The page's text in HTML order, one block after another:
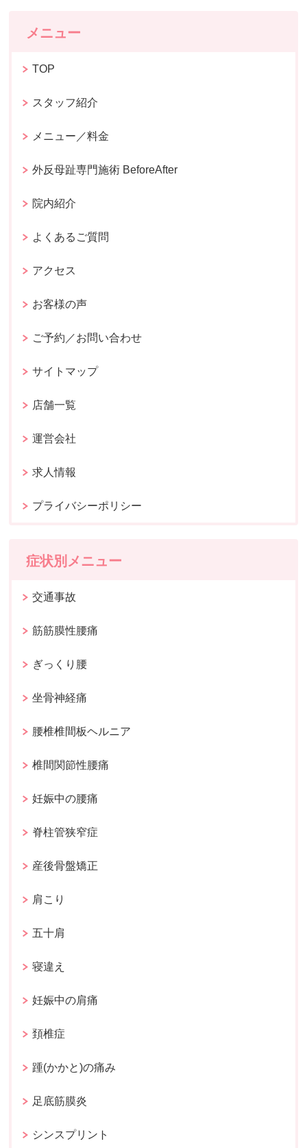
メニュー
TOP
スタッフ紹介
メニュー／料金
外反母趾専門施術 BeforeAfter
院内紹介
よくあるご質問
アクセス
お客様の声
ご予約／お問い合わせ
サイトマップ
店舗一覧
運営会社
求人情報
プライバシーポリシー
症状別メニュー
交通事故
筋筋膜性腰痛
ぎっくり腰
坐骨神経痛
腰椎椎間板ヘルニア
椎間関節性腰痛
妊娠中の腰痛
脊柱管狭窄症
産後骨盤矯正
肩こり
五十肩
寝違え
妊娠中の肩痛
頚椎症
踵(かかと)の痛み
足底筋膜炎
シンスプリント